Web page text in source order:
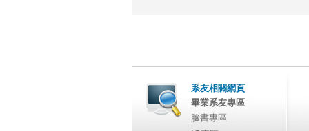
系友相關網頁
畢業系友專區
臉書專區